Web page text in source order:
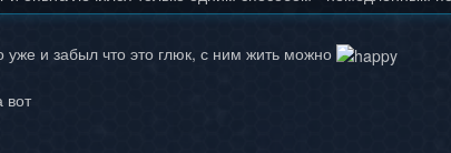
уже и забыл что это глюк, с ним жить можно
вот